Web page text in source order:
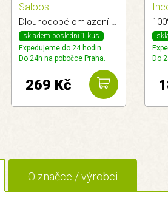
Saloos
Dlouhodobé omlazení pleti.
skladem poslední 1 kus
Expedujeme do 24 hodin.
Do 24h na pobočce Praha.
269 Kč
Do
O značce / výrobci